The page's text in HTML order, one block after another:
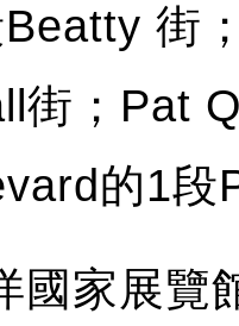
街
街；Pat
的1段
國家展覽